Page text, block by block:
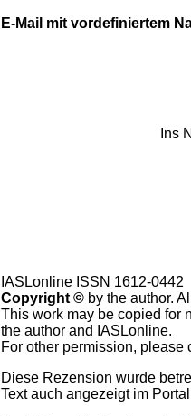
E-Mail mit vordefiniertem
Ins
IASLonline ISSN 1612-0442
Copyright © by the author.
This work may be copied for
the author and IASLonline.
For other permission, please
Diese Rezension wurde
Text auch angezeigt im